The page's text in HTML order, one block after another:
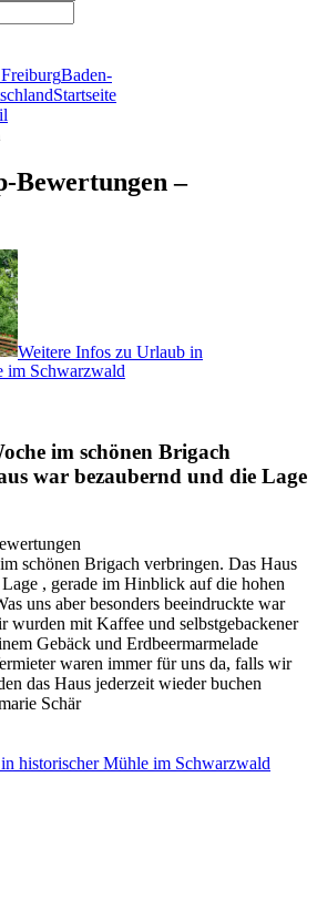
Baden-
Startseite
Bewertungen –
Weitere Infos zu Urlaub in
im Schwarzwald
im schönen Brigach
war bezaubernd und die Lage
schönen Brigach verbringen. Das Haus
, gerade im Hinblick auf die hohen
uns aber besonders beeindruckte war
wurden mit Kaffee und selbstgebackener
Gebäck und Erdbeermarmelade
waren immer für uns da, falls wir
das Haus jederzeit wieder buchen
Schär
historischer Mühle im Schwarzwald